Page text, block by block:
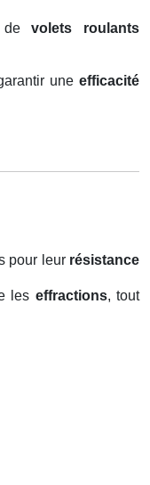
devolets roulants
uneefficacité
pour leur résistance
les effractions, tout